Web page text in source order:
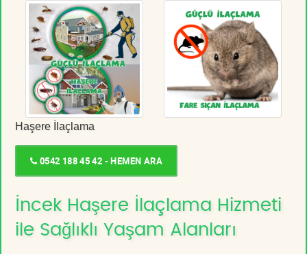
Haşere İlaçlama
0542 188 45 42 - HEMEN ARA
İncek Haşere İlaçlama Hizmeti
ile Sağlıklı Yaşam Alanları